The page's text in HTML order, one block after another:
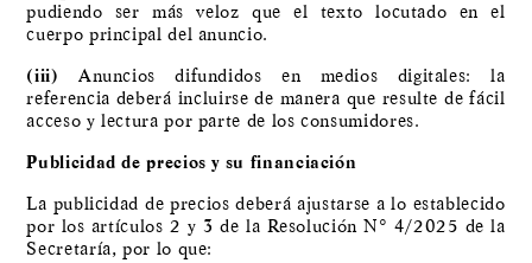
pudiendo ser más veloz que el texto locutado en el
cuerpo principal del anuncio.
(iii) Anuncios difundidos en medios digitales: la
referencia deberá incluirse de manera que resulte de fácil
acceso y lectura por parte de los consumidores.
Publicidad de precios y su financiación
La publicidad de precios deberá ajustarse a lo establecido
por los artículos 2 y 3 de la Resolución N° 4/2025 de la
Secretaría, por lo que: